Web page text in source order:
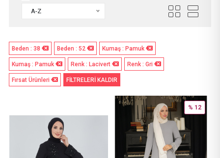
A-Z
Beden : 38 Beden : 52 Kumaş : Pamuk
Kumaş : Pamuk Renk : Lacivert Renk : Gri
Fırsat Ürünleri FİLTRELERİ KALDIR
% 12